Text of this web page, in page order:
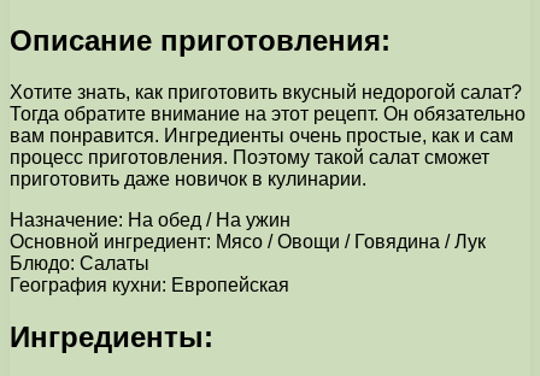
Описание приготовления:
Хотите знать, как приготовить вкусный недорогой салат?
Тогда обратите внимание на этот рецепт. Он обязательно
вам понравится. Ингредиенты очень простые, как и сам
процесс приготовления. Поэтому такой салат сможет
приготовить даже новичок в кулинарии.
Назначение: На обед / На ужин
Основной ингредиент: Мясо / Овощи / Говядина / Лук
Блюдо: Салаты
География кухни: Европейская
Ингредиенты: